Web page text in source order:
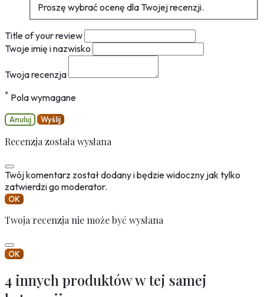
Proszę wybrać ocenę dla Twojej recenzji.
Title of your review
Twoje imię i nazwisko
Twoja recenzja
* Pola wymagane
Anuluj Wyślij
Recenzja została wysłana
Twój komentarz został dodany i będzie widoczny jak tylko
zatwierdzi go moderator.
OK
Twoja recenzja nie może być wysłana
OK
4 innych produktów w tej samej